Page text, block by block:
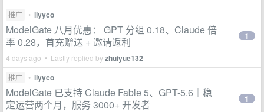
推广 • liyyco
ModelGate 八月优惠： GPT 分组 0.18、Claude 倍
率 0.28，首充赠送 + 邀请返利
4 days ago • Lastly replied byzhuiyue132
1
推广 • liyyco
ModelGate 已支持 Claude Fable 5、GPT-5.6｜稳
定运营两个月，服务 3000+ 开发者
1